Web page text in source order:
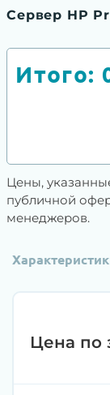
Сервер HP
Итого:
Цены,
публичной
менеджеров.
Цена по